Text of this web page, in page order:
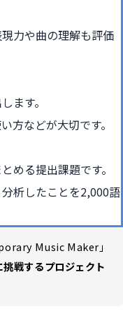
力や曲の理解も評価
ます。
方などが大切です。
める提出課題です。
析したことを2,000語
Music Maker」
戦するプロジェクト